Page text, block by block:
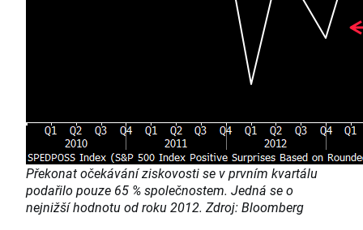
Překonat očekávání ziskovosti se v prvním kvartálu
podařilo pouze 65 % společnostem. Jedná se o
nejnižší hodnotu od roku 2012. Zdroj: Bloomberg